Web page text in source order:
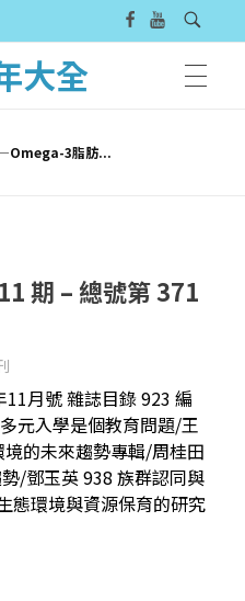
大全
3脂肪...
期 – 總號第 371
月號 雜誌目錄 923 編
元入學是個教育問題/王
的未來趨勢專輯/周桂田
/鄧玉英 938 族群認同與
態環境與資源保育的研究